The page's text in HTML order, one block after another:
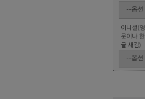
이니셜(영
문이나 한
글 새김)